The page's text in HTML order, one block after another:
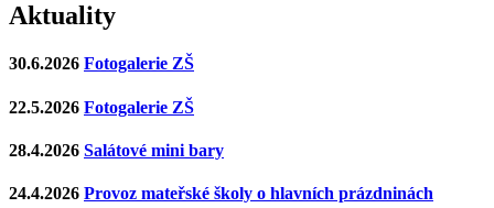
Aktuality
30.6.2026 Fotogalerie ZŠ
22.5.2026 Fotogalerie ZŠ
28.4.2026 Salátové mini bary
24.4.2026 Provoz mateřské školy o hlavních prázdninách